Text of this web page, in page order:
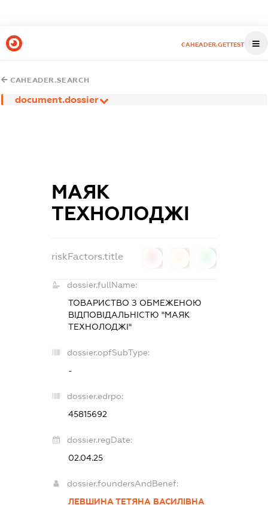
CAHEADER.GETTEST
CAHEADER.SEARCH
document.dossier
МАЯК
ТЕХНОЛОДЖІ
riskFactors.title
dossier.fullName:
ТОВАРИСТВО З ОБМЕЖЕНОЮ
ВІДПОВІДАЛЬНІСТЮ "МАЯК
ТЕХНОЛОДЖІ"
dossier.opfSubType:
-
dossier.edrpo:
45815692
dossier.regDate:
02.04.25
dossier.foundersAndBenef:
ЛЕВШИНА ТЕТЯНА ВАСИЛІВНА